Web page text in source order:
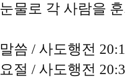
눈물로 각 사람을
말씀 / 사도행전
요절 / 사도행전